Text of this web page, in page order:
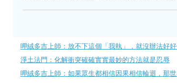
呷絨多吉上師：放不下這個「我執」，就沒辦法好
淨土法門：化解衝突確確實實最妙的方法就是忍辱
呷絨多吉上師：如果眾生都相信因果相信輪迴，那